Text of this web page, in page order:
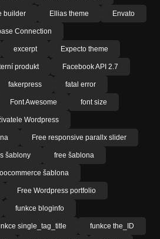
builder Ellias theme Envato
Connection
excerpt Expecto theme
produkt Facebook API 2.7
fakerpress fatal error
Font Awesome font size
Wordpress
Free responsive parallx slider
šablony free šablona
šablona
Free Wordpress portfolio
funkce bloginfo
single_tag_title funkce the_ID